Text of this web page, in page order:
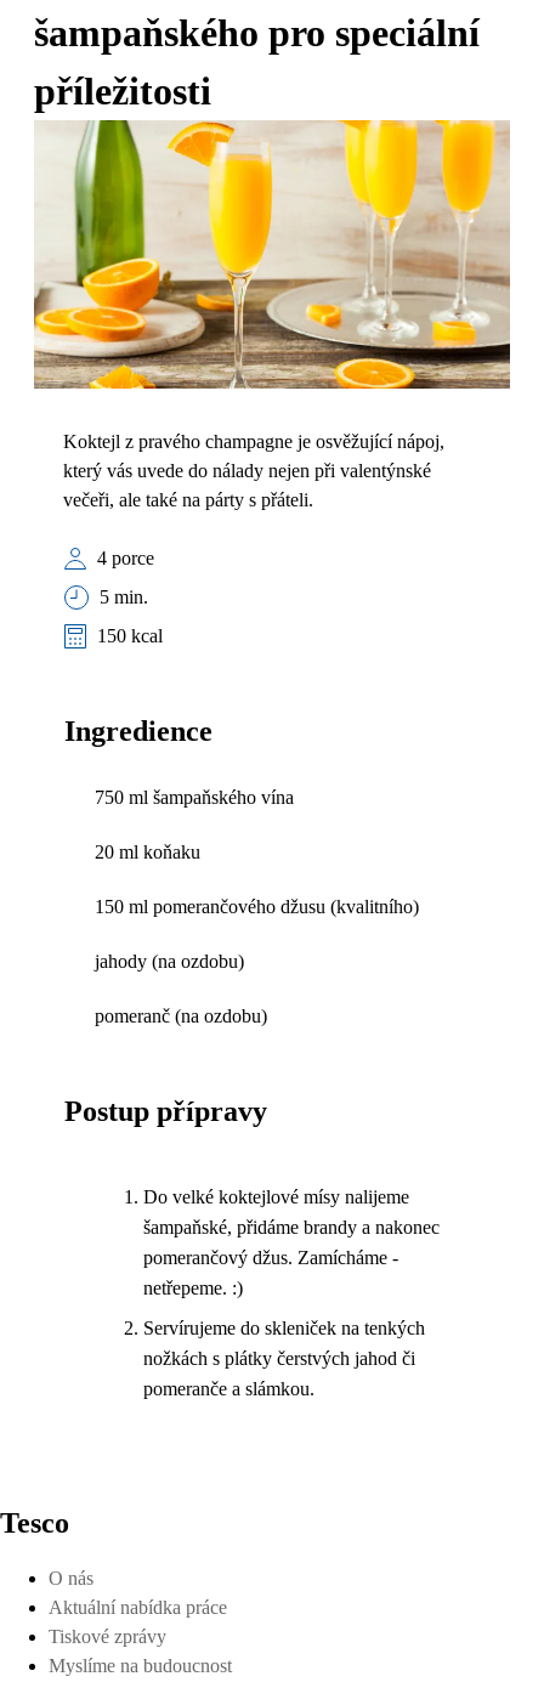
šampaňského pro speciální
příležitosti
Koktejl z pravého champagne je osvěžující nápoj,
který vás uvede do nálady nejen při valentýnské
večeři, ale také na párty s přáteli.
4 porce
5 min.
150 kcal
Ingredience
750 ml šampaňského vína
20 ml koňaku
150 ml pomerančového džusu (kvalitního)
jahody (na ozdobu)
pomeranč (na ozdobu)
Postup přípravy
Do velké koktejlové mísy nalijeme
šampaňské, přidáme brandy a nakonec
pomerančový džus. Zamícháme -
netřepeme. :)
Servírujeme do skleniček na tenkých
nožkách s plátky čerstvých jahod či
pomeranče a slámkou.
Tesco
O nás
Aktuální nabídka práce
Tiskové zprávy
Myslíme na budoucnost